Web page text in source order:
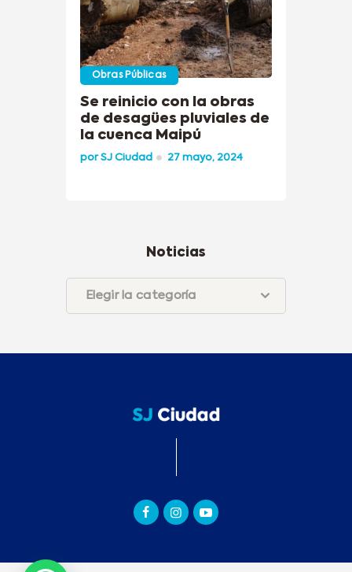
Obras Públicas
Se reinicio con la obras
de desagües pluviales de
la cuenca Maipú
porSJ Ciudad 27 mayo, 2024
Noticias